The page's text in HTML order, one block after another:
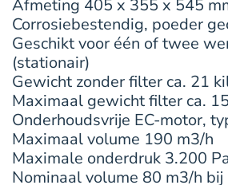
Afmeting 405 x 355 x 545
Corrosiebestendig, poeder
Geschikt voor één of twee
(stationair)
Gewicht zonder filter ca. 21
Maximaal gewicht filter ca.
Onderhoudsvrije EC-motor,
Maximaal volume 190 m3/h
Maximale onderdruk 3.200
Nominaal volume 80 m3/h bij